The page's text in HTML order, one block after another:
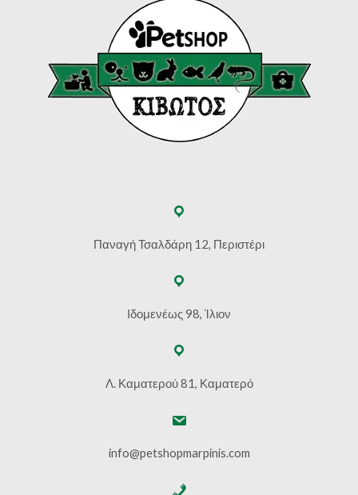
Παναγή Τσαλδάρη 12, Περιστέρι
Ιδομενέως 98, Ίλιον
Λ. Καματερού 81, Καματερό
info@petshopmarpinis.com